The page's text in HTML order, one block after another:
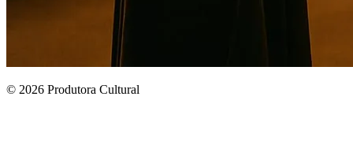
© 2026 Produtora Cultural